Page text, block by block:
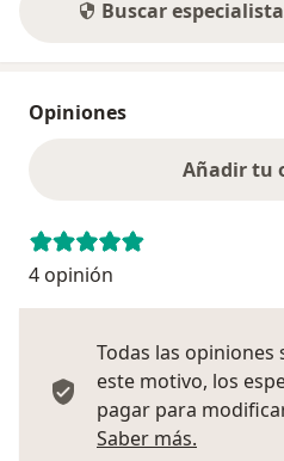
Buscar
Opiniones
Añadir tu
4 opinión
Todas las
este motivo, los
pagar para
Saber más.